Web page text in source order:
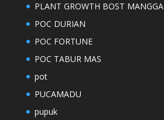
PLANT GROWTH BOST MANGGA
POC DURIAN
POC FORTUNE
POC TABUR MAS
pot
PUCAMADU
pupuk